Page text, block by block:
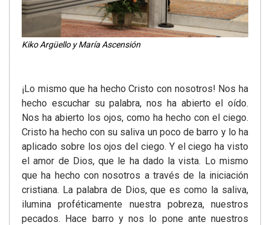
Kiko Argüello y María Ascensión
¡Lo mismo que ha hecho Cristo con nosotros! Nos ha
hecho escuchar su palabra, nos ha abierto el oído.
Nos ha abierto los ojos, como ha hecho con el ciego.
Cristo ha hecho con su saliva un poco de barro y lo ha
aplicado sobre los ojos del ciego. Y el ciego ha visto
el amor de Dios, que le ha dado la vista. Lo mismo
que ha hecho con nosotros a través de la iniciación
cristiana. La palabra de Dios, que es como la saliva,
ilumina proféticamente nuestra pobreza, nuestros
pecados. Hace barro y nos lo pone ante nuestros